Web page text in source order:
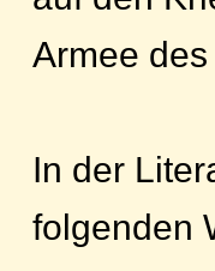
Armee
In der
folgenden